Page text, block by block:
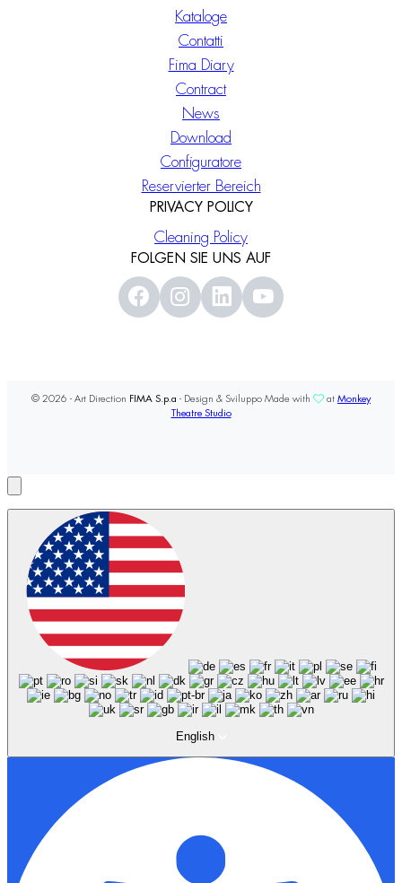
Kataloge
Contatti
Fima Diary
Contract
News
Download
Configuratore
Reservierter Bereich
PRIVACY POLICY
Cleaning Policy
FOLGEN SIE UNS AUF
© 2026 - Art Direction FIMA S.p.a - Design & Sviluppo Made with at Monkey
Theatre Studio
English